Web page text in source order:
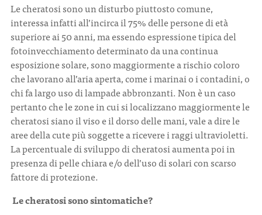
Le cheratosi sono un disturbo piuttosto comune,
interessa infatti all’incirca il 75% delle persone di età
superiore ai 50 anni, ma essendo espressione tipica del
fotoinvecchiamento determinato da una continua
esposizione solare, sono maggiormente a rischio coloro
che lavorano all’aria aperta, come i marinai o i contadini, o
chi fa largo uso di lampade abbronzanti. Non è un caso
pertanto che le zone in cui si localizzano maggiormente le
cheratosi siano il viso e il dorso delle mani, vale a dire le
aree della cute più soggette a ricevere i raggi ultravioletti.
La percentuale di sviluppo di cheratosi aumenta poi in
presenza di pelle chiara e/o dell’uso di solari con scarso
fattore di protezione.
Le cheratosi sono sintomatiche?